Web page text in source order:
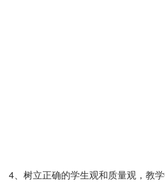
4、树立正确的学生观和质量观，教